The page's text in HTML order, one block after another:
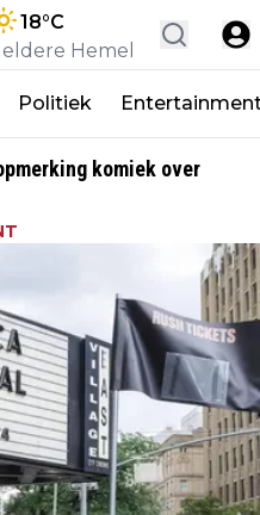
18°C
Hemel
Politiek
komiek over